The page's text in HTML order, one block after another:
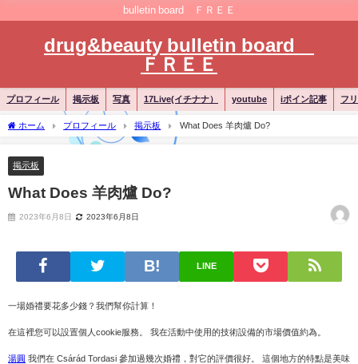
bulletin board ＦＲＥＥ
drug&beauty bulletin board
ＦＲＥＥ
プロフィール 掲示板 写真 17Live(イチナナ） youtube iポイン記事 フ
ホーム プロフィール 掲示板 What Does 羊肉爐 Do?
掲示板
What Does 羊肉爐 Do?
2023年6月8日 2023年6月8日
LINE
一場婚禮要花多少錢？我們幫你計算！
在這裡您可以設置個人cookie服務。 我在活動中使用的技術設備的市場價值約為。
湯圓 我們在 Csárád Tordasi 參加過幾次婚禮，對它的評價很好。 這個地方的特點是美味